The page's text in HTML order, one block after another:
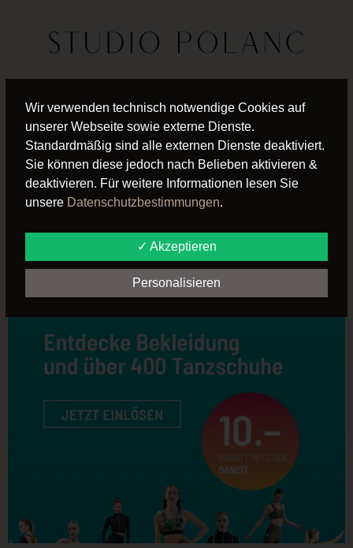
SCHLAGWORT:
STELLENANZEIGE
NEUE
KOOPERATION MIT
DANCING QUEENS!
Wir verwenden technisch notwendige Cookies auf
unserer Webseite sowie externe Dienste.
Standardmäßig sind alle externen Dienste deaktiviert.
Sie können diese jedoch nach Belieben aktivieren &
deaktivieren. Für weitere Informationen lesen Sie
unsere Datenschutzbestimmungen.
✓ Akzeptieren
Personalisieren